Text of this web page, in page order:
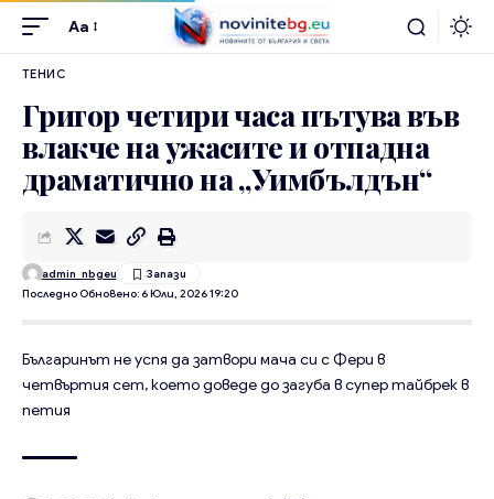
Aa
ТЕНИС
Григор четири часа пътува във
влакче на ужасите и отпадна
драматично на „Уимбълдън“
Последно Обновено: 6 Юли, 2026 19:20
admin_nbgeu
Българинът не успя да затвори мача си с Фери в
четвъртия сет, което доведе до загуба в супер тайбрек в
петия